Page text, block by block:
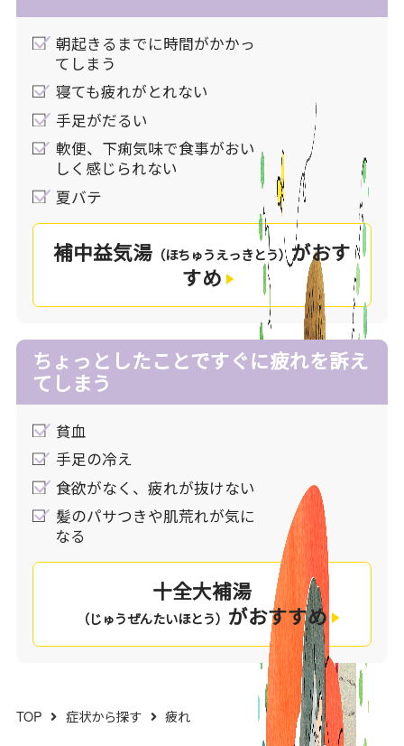
を担う「脾（ひ）」と呼ばれる臓器が重要であ
り、「脾」が健やかであると、食欲が湧き、体も
元気な状態になると考えています。また「脾」は
「血」と呼ばれる栄養物質を生み出す源でもあり
ます。
食欲が落ちて元気の出ない状態を、漢方では
「脾」が弱ったために気が上手く作れずに起こる
疲労と捉え、「脾」の機能を高める治療を行い、
症状を改善します。
あなたの疲れのタイプをチェックしてみません
か。よりチェックの多いものや、一番気になる症
状があるものが、あなたにおすすめの処方です。
朝起きるまでに時間がかかっ
てしまう
寝ても疲れがとれない
手足がだるい
軟便、下痢気味で食事がおい
しく感じられない
夏バテ
補中益気湯 （ほちゅうえっきとう） がおす
すめ
ちょっとしたことですぐに疲れを訴え
てしまう
貧血
手足の冷え
食欲がなく、疲れが抜けない
髪のパサつきや肌荒れが気に
なる
十全大補湯
（じゅうぜんたいほとう） がおすすめ
TOP 症状から探す 疲れ